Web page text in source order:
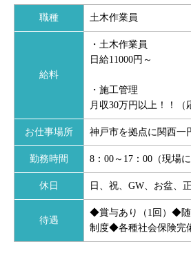
職種 土木作業員
給料
・土木作業員
日給11000円～
・施工管理
月収30万円以上！！（
お仕事場所 神戸市を拠点に関西一
勤務時間 8：00～17：00（現場
休日 日、祝、GW、お盆、
待遇
◆賞与あり（1回）◆
制度◆各種社会保険完